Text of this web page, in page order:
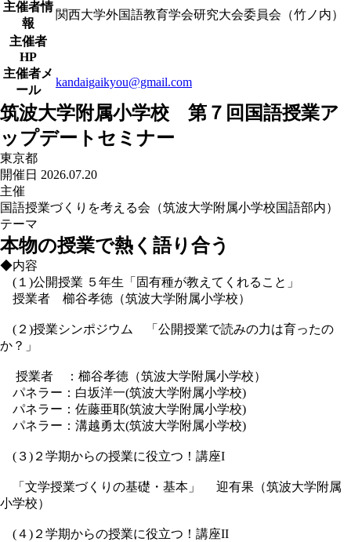
主催者情
報
関西大学外国語教育学会研究大会委員会（竹ノ内）
主催者
HP
主催者メ
ール
kandaigaikyou@gmail.com
筑波大学附属小学校 第７回国語授業ア
ップデートセミナー
東京都
開催日 2026.07.20
主催
国語授業づくりを考える会（筑波大学附属小学校国語部内）
テーマ
本物の授業で熱く語り合う
◆内容
(１)公開授業 ５年生「固有種が教えてくれること」
授業者 櫛谷孝徳（筑波大学附属小学校）
(２)授業シンポジウム 「公開授業で読みの力は育ったの
か？」
授業者 ：櫛谷孝徳（筑波大学附属小学校）
パネラー：白坂洋一(筑波大学附属小学校)
パネラー：佐藤亜耶(筑波大学附属小学校)
パネラー：溝越勇太(筑波大学附属小学校)
(３)２学期からの授業に役立つ！講座I
「文学授業づくりの基礎・基本」 迎有果（筑波大学附属
小学校）
(４)２学期からの授業に役立つ！講座II